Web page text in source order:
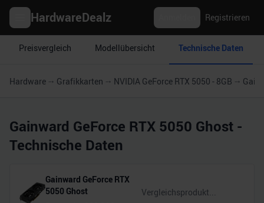
HardwareDealz Registrieren
Preisvergleich Modellübersicht Technische Daten
Hardware Grafikkarten NVIDIA GeForce RTX 5050 - 8GB
Gainward GeForce RTX 5050 Ghost -
Technische Daten
Gainward GeForce RTX
5050 Ghost